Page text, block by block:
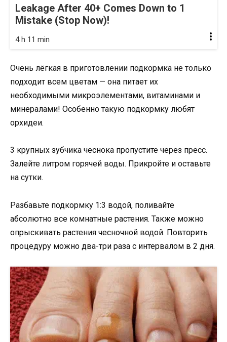
Leakage After 40+ Comes Down to 1
Mistake (Stop Now)!
4 h 11 min
Очень лёгкая в приготовлении подкормка не только
подходит всем цветам — она питает их
необходимыми микроэлементами, витаминами и
минералами! Особенно такую подкормку любят
орхидеи.
3 крупных зубчика чеснока пропустите через пресс.
Залейте литром горячей воды. Прикройте и оставьте
на сутки.
Разбавьте подкормку 1:3 водой, поливайте
абсолютно все комнатные растения. Также можно
опрыскивать растения чесночной водой. Повторить
процедуру можно два-три раза с интервалом в 2 дня.